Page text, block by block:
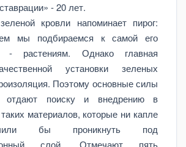
- 20 лет.
кровли напоминает пирог:
мы подбираемся к самой его
- растениям. Однако главная
установки зеленых
Поэтому основные силы
отдают поиску и внедрению в
материалов, которые ни капле
бы проникнуть под
слой. Отмечают пять